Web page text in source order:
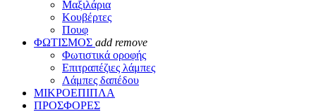
Μαξιλάρια
Κουβέρτες
Πουφ
ΦΩΤΙΣΜΟΣ add remove
Φωτιστικά οροφής
Επιτραπέζιες λάμπες
Λάμπες δαπέδου
ΜΙΚΡΟΕΠΙΠΛΑ
ΠΡΟΣΦΟΡΕΣ